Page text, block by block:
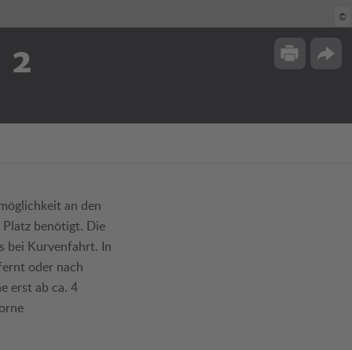
©
2 Drucken
an den
benötigt. Die
bei Kurvenfahrt. In
oder nach
erst ab ca. 4